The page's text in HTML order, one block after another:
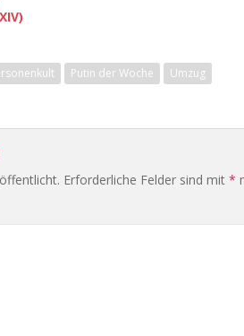
Putin der Woche Umzug
Erforderliche Felder sind mit *